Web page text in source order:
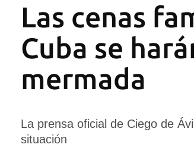
Las cenas
Cuba se
mermada
La prensa oficial de Ciego de
situación